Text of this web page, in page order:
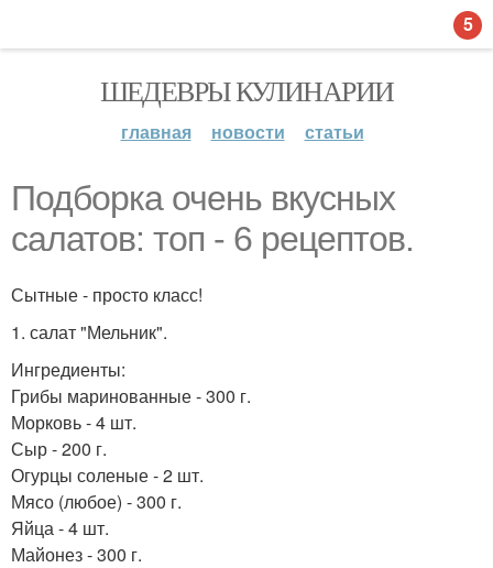
ШЕДЕВРЫ КУЛИНАРИИ
главная новости статьи
Подборка очень вкусных
салатов: топ - 6 рецептов.
Сытные - просто класс!
1. салат "Мельник".
Ингредиенты:
Грибы маринованные - 300 г.
Морковь - 4 шт.
Сыр - 200 г.
Огурцы соленые - 2 шт.
Мясо (любое) - 300 г.
Яйца - 4 шт.
Майонез - 300 г.
5